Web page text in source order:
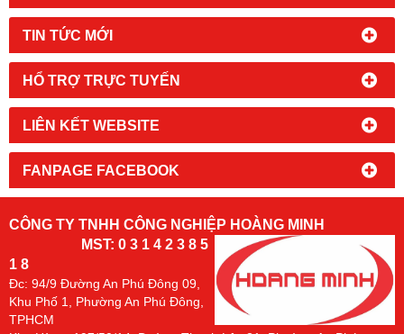
TIN TỨC MỚI
HỔ TRỢ TRỰC TUYẾN
LIÊN KẾT WEBSITE
FANPAGE FACEBOOK
CÔNG TY TNHH CÔNG NGHIỆP HOÀNG MINH
MST: 0 3 1 4 2 3 8 5
1 8
Đc: 94/9 Đường An Phú Đông 09,
Khu Phố 1, Phường An Phú Đông,
TPHCM